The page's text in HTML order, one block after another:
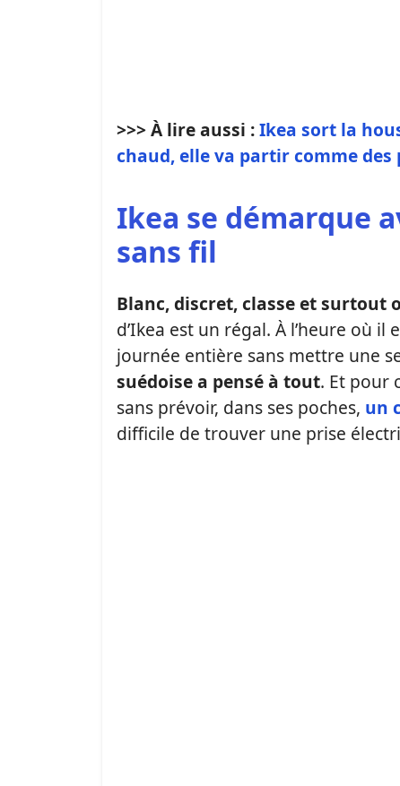
>>> À lire aussi :Ikea sort la
chaud, elle va partir comme
Ikea se démarque
sans fil
Blanc, discret, classe et surtout
d’Ikea est un régal. À l’heure où
journée entière sans mettre une
suédoise a pensé à tout. Et pour
sans prévoir, dans ses poches, un
difficile de trouver une prise